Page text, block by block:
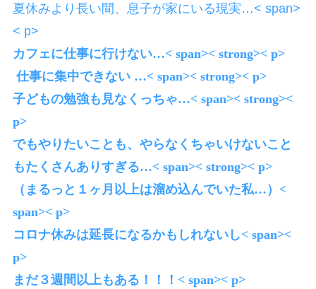
夏休みより長い間、息子が家にいる現実…< span>
< p>
カフェに仕事に行けない…< span>< strong>< p>
仕事に集中できない …< span>< strong>< p>
子どもの勉強も見なくっちゃ…< span>< strong><
p>
でもやりたいことも、やらなくちゃいけないこと
もたくさんありすぎる…< span>< strong>< p>
（まるっと１ヶ月以上は溜め込んでいた私…）<
span>< p>
コロナ休みは延長になるかもしれないし< span><
p>
まだ３週間以上もある！！！< span>< p>